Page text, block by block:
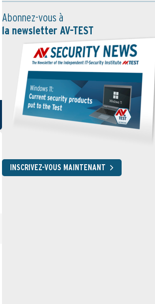
Abonnez-vous à
la newsletter AV-TEST
INSCRIVEZ-VOUS MAINTENANT